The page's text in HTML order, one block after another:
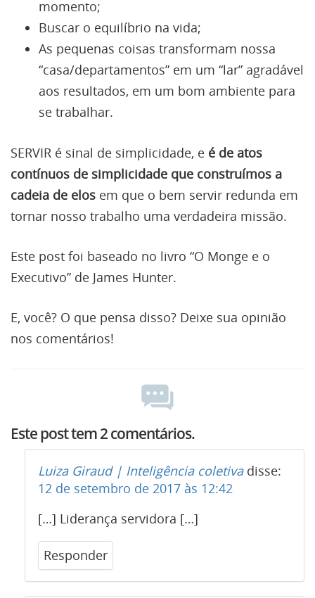
momento;
Buscar o equilíbrio na vida;
As pequenas coisas transformam nossa
“casa/departamentos” em um “lar” agradável
aos resultados, em um bom ambiente para
se trabalhar.
SERVIR é sinal de simplicidade, e é de atos
contínuos de simplicidade que construímos a
cadeia de elos em que o bem servir redunda em
tornar nosso trabalho uma verdadeira missão.
Este post foi baseado no livro “O Monge e o
Executivo” de James Hunter.
E, você? O que pensa disso? Deixe sua opinião
nos comentários!
Este post tem 2 comentários.
Luiza Giraud | Inteligência coletiva disse:
12 de setembro de 2017 às 12:42
[…] Liderança servidora […]
Responder